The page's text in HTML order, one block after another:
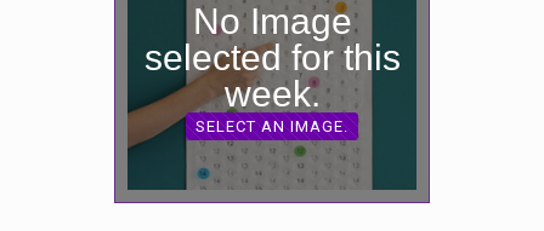
No Image
selected for this
week.
SELECT AN IMAGE.